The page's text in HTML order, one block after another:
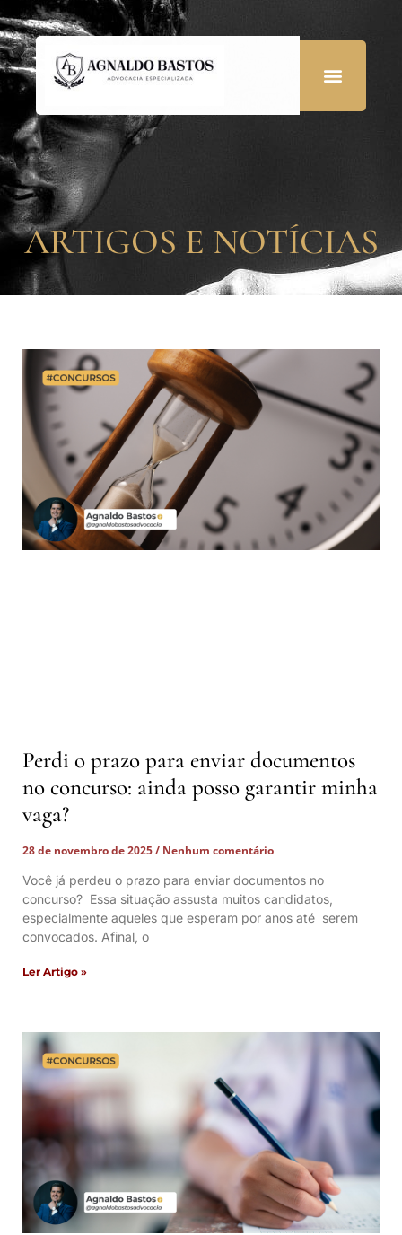
ARTIGOS E NOTÍCIAS
Perdi o prazo para enviar documentos
no concurso: ainda posso garantir minha
vaga?
28 de novembro de 2025
Nenhum comentário
Você já perdeu o prazo para enviar documentos no
concurso? Essa situação assusta muitos candidatos,
especialmente aqueles que esperam por anos até serem
convocados. Afinal, o
Ler Artigo »